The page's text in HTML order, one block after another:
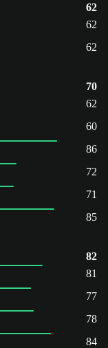
62
62
62
70
62
60
86
72
71
85
82
81
77
78
84